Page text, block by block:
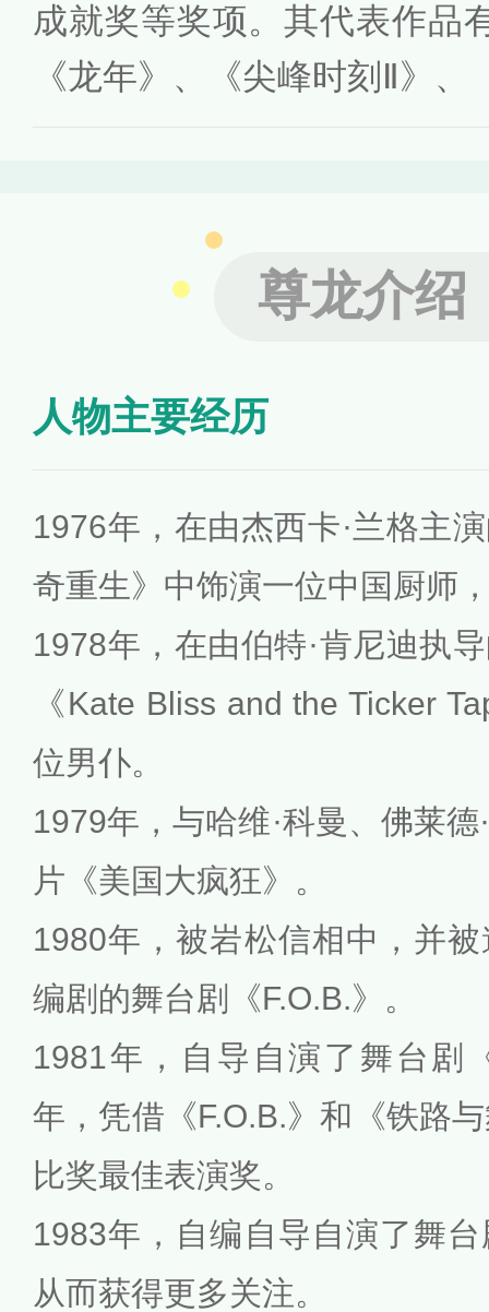
成就奖等奖项。其代表作品
《龙年》、《尖峰时刻Ⅱ》
尊龙介绍
人物主要经历
1976年，在由杰西卡·兰格主
奇重生》中饰演一位中国厨师
1978年，在由伯特·肯尼迪执
《Kate Bliss and the Ticker
位男仆。
1979年，与哈维·科曼、佛莱
片《美国大疯狂》。
1980年，被岩松信相中，并
编剧的舞台剧《F.O.B.》。
1981年，自导自演了舞台剧
年，凭借《F.O.B.》和《铁路
比奖最佳表演奖。
1983年，自编自导自演了舞
从而获得更多关注。